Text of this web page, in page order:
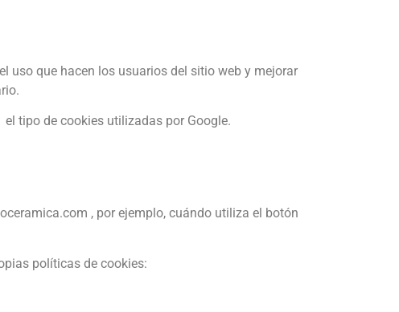
uso que hacen los usuarios del sitio web y mejorar
el tipo de cookies utilizadas por Google.
, por ejemplo, cuándo utiliza el botón
políticas de cookies: